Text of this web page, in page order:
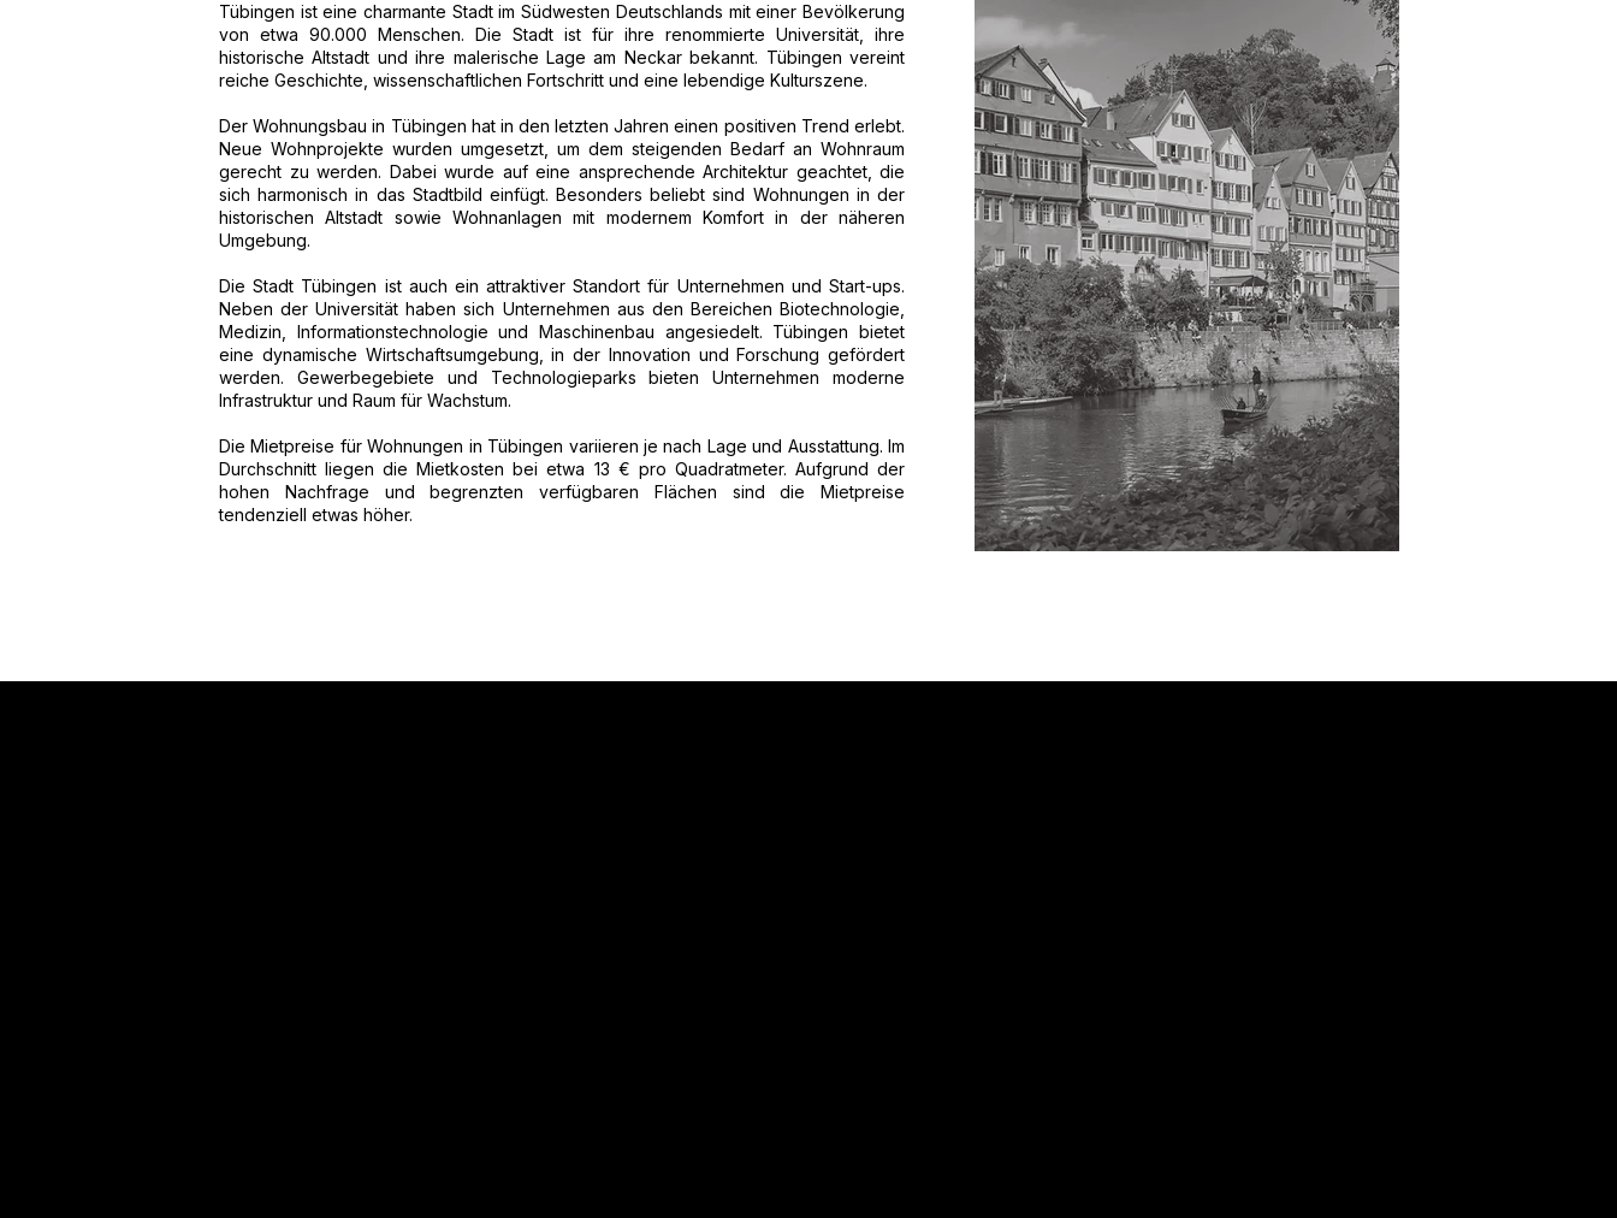
Tübingen ist eine charmante Stadt im Südwesten Deutschlands mit einer Bevölkerung
von etwa 90.000 Menschen. Die Stadt ist für ihre renommierte Universität, ihre
historische Altstadt und ihre malerische Lage am Neckar bekannt. Tübingen vereint
reiche Geschichte, wissenschaftlichen Fortschritt und eine lebendige Kulturszene.
Der Wohnungsbau in Tübingen hat in den letzten Jahren einen positiven Trend erlebt.
Neue Wohnprojekte wurden umgesetzt, um dem steigenden Bedarf an Wohnraum
gerecht zu werden. Dabei wurde auf eine ansprechende Architektur geachtet, die
sich harmonisch in das Stadtbild einfügt. Besonders beliebt sind Wohnungen in der
historischen Altstadt sowie Wohnanlagen mit modernem Komfort in der näheren
Umgebung.
Die Stadt Tübingen ist auch ein attraktiver Standort für Unternehmen und Start-ups.
Neben der Universität haben sich Unternehmen aus den Bereichen Biotechnologie,
Medizin, Informationstechnologie und Maschinenbau angesiedelt. Tübingen bietet
eine dynamische Wirtschaftsumgebung, in der Innovation und Forschung gefördert
werden. Gewerbegebiete und Technologieparks bieten Unternehmen moderne
Infrastruktur und Raum für Wachstum.
Die Mietpreise für Wohnungen in Tübingen variieren je nach Lage und Ausstattung. Im
Durchschnitt liegen die Mietkosten bei etwa 13 € pro Quadratmeter. Aufgrund der
hohen Nachfrage und begrenzten verfügbaren Flächen sind die Mietpreise
tendenziell etwas höher.